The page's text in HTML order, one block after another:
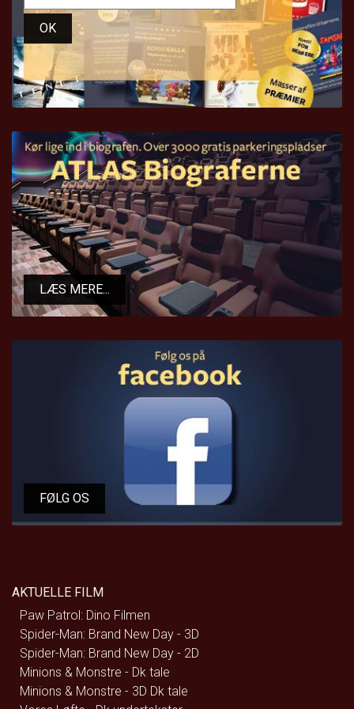
OK
LÆS MERE...
FØLG OS
AKTUELLE FILM
Paw Patrol: Dino Filmen
Spider-Man: Brand New Day - 3D
Spider-Man: Brand New Day - 2D
Minions & Monstre - Dk tale
Minions & Monstre - 3D Dk tale